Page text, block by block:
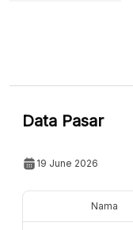
Data Pasar
19 June 2026
Nama